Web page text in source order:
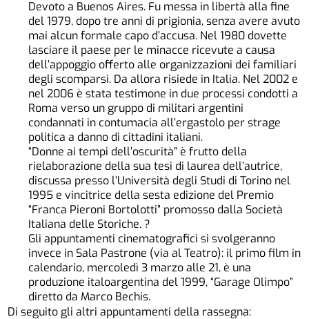
Devoto a Buenos Aires. Fu messa in libertà alla fine
del 1979, dopo tre anni di prigionia, senza avere avuto
mai alcun formale capo d’accusa. Nel 1980 dovette
lasciare il paese per le minacce ricevute a causa
dell’appoggio offerto alle organizzazioni dei familiari
degli scomparsi. Da allora risiede in Italia. Nel 2002 e
nel 2006 è stata testimone in due processi condotti a
Roma verso un gruppo di militari argentini
condannati in contumacia all’ergastolo per strage
politica a danno di cittadini italiani.
“Donne ai tempi dell’oscurità” è frutto della
rielaborazione della sua tesi di laurea dell’autrice,
discussa presso l’Università degli Studi di Torino nel
1995 e vincitrice della sesta edizione del Premio
“Franca Pieroni Bortolotti” promosso dalla Società
Italiana delle Storiche. ?
Gli appuntamenti cinematografici si svolgeranno
invece in Sala Pastrone (via al Teatro): il primo film in
calendario, mercoledì 3 marzo alle 21, è una
produzione italoargentina del 1999, “Garage Olimpo”
diretto da Marco Bechis.
Di seguito gli altri appuntamenti della rassegna: